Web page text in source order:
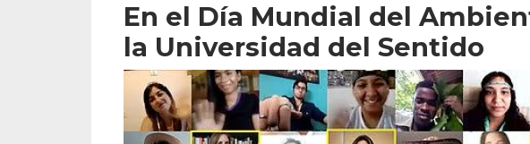
En el Día Mundial del
la Universidad del Sentido